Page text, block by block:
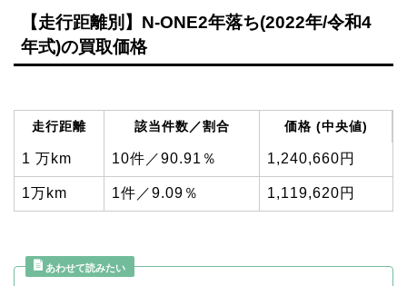
【走行距離別】N-ONE2年落ち(2022年/令和4
年式)の買取価格
走行距離 該当件数／割合 価格 (中央値)
1 万km 10件／90.91％ 1,240,660円
1万km 1件／9.09％ 1,119,620円